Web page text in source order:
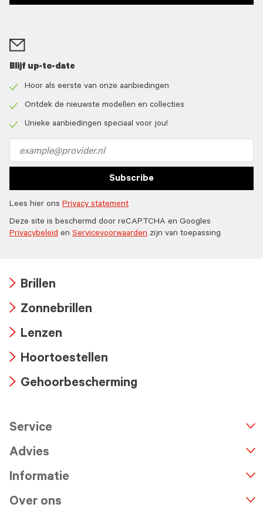
Blijf up-to-date
icon
Hoor als eerste van onze aanbiedingen
icon
Ontdek de nieuwste modellen en collecties
Unieke aanbiedingen speciaal voor jou!
address
Subscribe
Lees hier ons Privacy statement
Deze site is beschermd door reCAPTCHA en Googles
Privacybeleid en Servicevoorwaarden zijn van toepassing
icon
Brillen
icon
Zonnebrillen
icon
Lenzen
icon
Hoortoestellen
Gehoorbescherming
Service
Advies
Informatie
Over ons